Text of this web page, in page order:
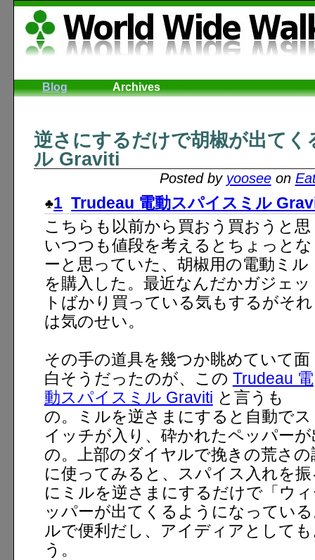
Blog Archives
逆さにするだけで胡椒が出てく
ル Graviti
Posted by yooseeon
1 Trudeau 電動スパイスミル
こちらも以前から買おう買おうと思
いつつも値段を考えるとちょっとな
ーと思っていた、胡椒用の電動ミル
を購入した。最近なんだかガジェッ
トばかり買っている気もするがそれ
は気のせい。
その手の道具を幾つか眺めていて面
白そうだったのが、この Trudeau 電
動スパイスミル Graviti と言うも
の。ミルを逆さまにすると自動でス
イッチが入り、砕かれたペッパー
の。上部のダイヤルで挽きの荒さ
に使ってみると、スパイス入れを
にミルを逆さまにするだけで「ウ
ッパーが出てくるようになってい
ルで便利だし、アイディアとして
う。